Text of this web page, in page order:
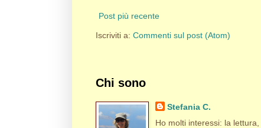
Post più recente
Iscriviti a: Commenti sul post (Atom)
Chi sono
Stefania C.
Ho molti interessi: la